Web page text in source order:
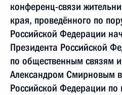
конференц-связи
края, проведённого по
Российской Федерации
Президента Российской
по общественным связям
Александром Смирновым
Российской Федерации по